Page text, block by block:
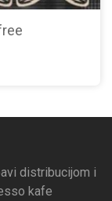
distribucijom i
kafe